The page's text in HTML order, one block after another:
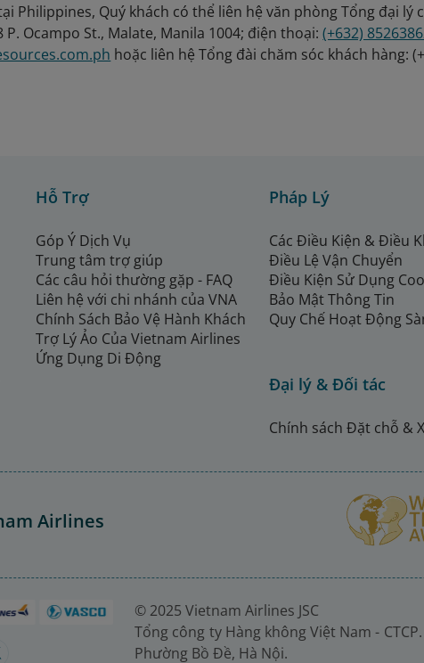
Philippines, Quý khách có thể liên hệ văn phòng Tổng đại lý
P. Ocampo St., Malate, Manila 1004; điện thoại:(+632)
hoặc liên hệ Tổng đài chăm sóc khách hàng:
Hỗ Trợ
Góp Ý Dịch Vụ
Trung tâm trợ giúp
Các câu hỏi thường gặp - FAQ
Liên hệ với chi nhánh của VNA
Chính Sách Bảo Vệ Hành Khách
Trợ Lý Ảo Của Vietnam Airlines
Ứng Dụng Di Động
Pháp Lý
Các Điều Kiện & Điều
Điều Lệ Vận Chuyển
Điều Kiện Sử Dụng
Bảo Mật Thông Tin
Quy Chế Hoạt Động
Đại lý & Đối tác
Chính sách Đặt chỗ &
Airlines
© 2025 Vietnam Airlines JSC
Tổng công ty Hàng không Việt Nam -
Phường Bồ Đề, Hà Nội.